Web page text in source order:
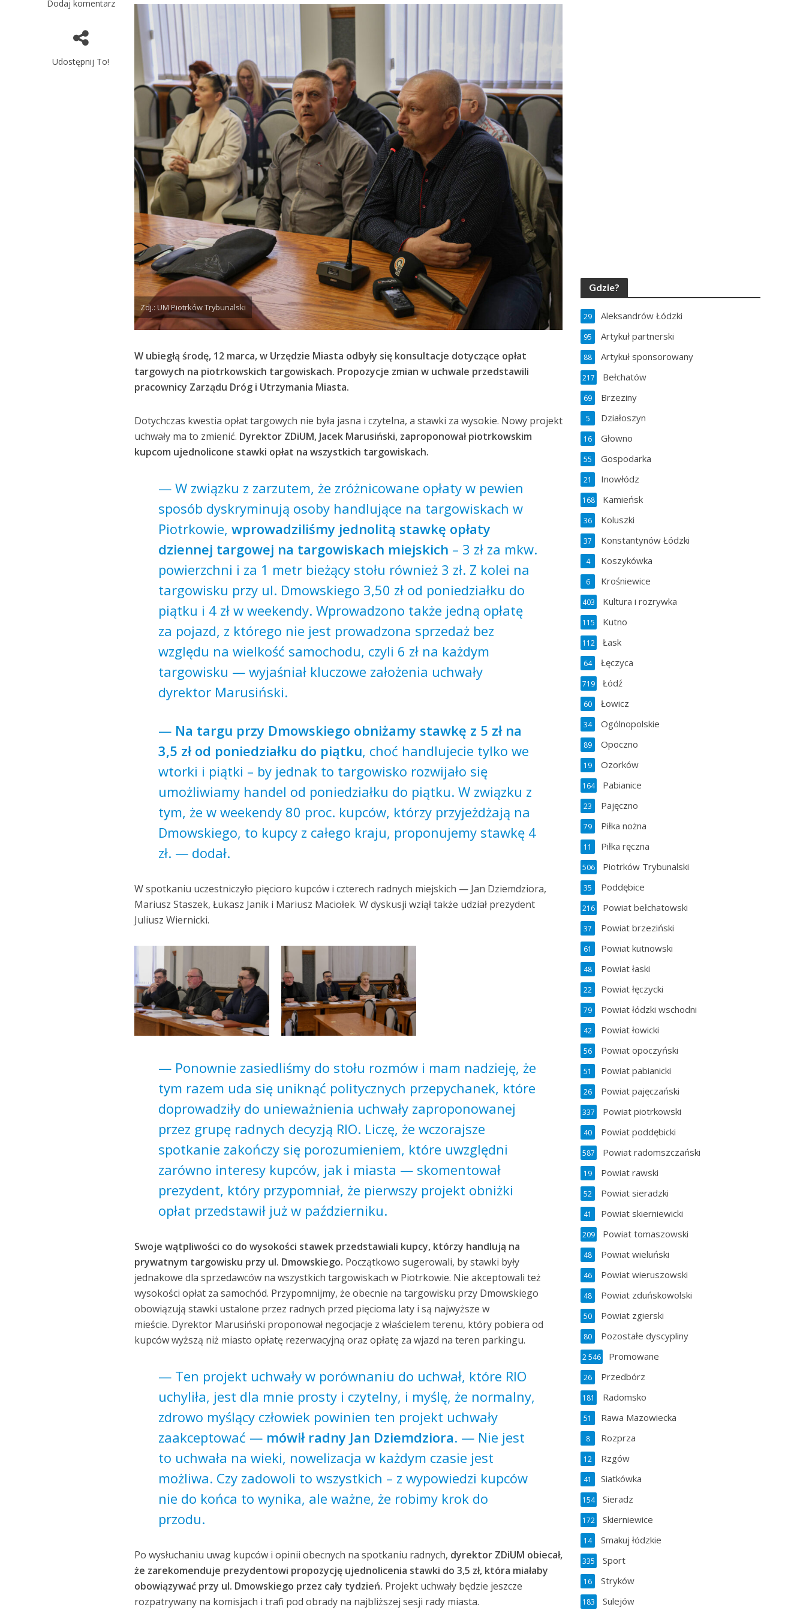
Dodaj komentarz
Udostępnij To!
Zdj.: UM Piotrków Trybunalski
W ubiegłą środę, 12 marca, w Urzędzie Miasta odbyły się konsultacje dotyczące opłat
targowych na piotrkowskich targowiskach. Propozycje zmian w uchwale przedstawili
pracownicy Zarządu Dróg i Utrzymania Miasta.
Dotychczas kwestia opłat targowych nie była jasna i czytelna, a stawki za wysokie. Nowy projekt
uchwały ma to zmienić. Dyrektor ZDiUM, Jacek Marusiński, zaproponował piotrkowskim
kupcom ujednolicone stawki opłat na wszystkich targowiskach.
— W związku z zarzutem, że zróżnicowane opłaty w pewien
sposób dyskryminują osoby handlujące na targowiskach w
Piotrkowie,wprowadziliśmy jednolitą stawkę opłaty
dziennej targowej na targowiskach miejskich – 3 zł za mkw.
powierzchni i za 1 metr bieżący stołu również 3 zł. Z kolei na
targowisku przy ul. Dmowskiego 3,50 zł od poniedziałku do
piątku i 4 zł w weekendy. Wprowadzono także jedną opłatę
za pojazd, z którego nie jest prowadzona sprzedaż bez
względu na wielkość samochodu, czyli 6 zł na każdym
targowisku — wyjaśniał kluczowe założenia uchwały
dyrektor Marusiński.
— Na targu przy Dmowskiego obniżamy stawkę z 5 zł na
3,5 zł od poniedziałku do piątku, choć handlujecie tylko we
wtorki i piątki – by jednak to targowisko rozwijało się
umożliwiamy handel od poniedziałku do piątku. W związku z
tym, że w weekendy 80 proc. kupców, którzy przyjeżdżają na
Dmowskiego, to kupcy z całego kraju, proponujemy stawkę 4
zł. — dodał.
W spotkaniu uczestniczyło pięcioro kupców i czterech radnych miejskich — Jan Dziemdziora,
Mariusz Staszek, Łukasz Janik i Mariusz Maciołek. W dyskusji wziął także udział prezydent
Juliusz Wiernicki.
— Ponownie zasiedliśmy do stołu rozmów i mam nadzieję, że
tym razem uda się uniknąć politycznych przepychanek, które
doprowadziły do unieważnienia uchwały zaproponowanej
przez grupę radnych decyzją RIO. Liczę, że wczorajsze
spotkanie zakończy się porozumieniem, które uwzględni
zarówno interesy kupców, jak i miasta — skomentował
prezydent, który przypomniał, że pierwszy projekt obniżki
opłat przedstawił już w październiku.
Swoje wątpliwości co do wysokości stawek przedstawiali kupcy, którzy handlują na
prywatnym targowisku przy ul. Dmowskiego. Początkowo sugerowali, by stawki były
jednakowe dla sprzedawców na wszystkich targowiskach w Piotrkowie. Nie akceptowali też
wysokości opłat za samochód. Przypomnijmy, że obecnie na targowisku przy Dmowskiego
obowiązują stawki ustalone przez radnych przed pięcioma laty i są najwyższe w
mieście. Dyrektor Marusiński proponował negocjacje z właścielem terenu, który pobiera od
kupców wyższą niż miasto opłatę rezerwacyjną oraz opłatę za wjazd na teren parkingu.
— Ten projekt uchwały w porównaniu do uchwał, które RIO
uchyliła, jest dla mnie prosty i czytelny, i myślę, że normalny,
zdrowo myślący człowiek powinien ten projekt uchwały
zaakceptować — mówił radny Jan Dziemdziora. — Nie jest
to uchwała na wieki, nowelizacja w każdym czasie jest
możliwa. Czy zadowoli to wszystkich – z wypowiedzi kupców
nie do końca to wynika, ale ważne, że robimy krok do
przodu.
Po wysłuchaniu uwag kupców i opinii obecnych na spotkaniu radnych, dyrektor ZDiUM obiecał,
że zarekomenduje prezydentowi propozycję ujednolicenia stawki do 3,5 zł, która miałaby
obowiązywać przy ul. Dmowskiego przez cały tydzień. Projekt uchwały będzie jeszcze
rozpatrywany na komisjach i trafi pod obrady na najbliższej sesji rady miasta.
Gdzie?
Aleksandrów Łódzki
29
Artykuł partnerski
95
Artykuł sponsorowany
88
Bełchatów
217
Brzeziny
69
Działoszyn
5
Głowno
16
Gospodarka
55
Inowłódz
21
Kamieńsk
168
Koluszki
36
Konstantynów Łódzki
37
Koszykówka
4
Krośniewice
6
Kultura i rozrywka
403
Kutno
115
Łask
112
Łęczyca
64
Łódź
719
Łowicz
60
Ogólnopolskie
34
Opoczno
89
Ozorków
19
Pabianice
164
Pajęczno
23
Piłka nożna
79
Piłka ręczna
11
Piotrków Trybunalski
506
Poddębice
35
Powiat bełchatowski
216
Powiat brzeziński
37
Powiat kutnowski
61
Powiat łaski
48
Powiat łęczycki
22
Powiat łódzki wschodni
79
Powiat łowicki
42
Powiat opoczyński
56
Powiat pabianicki
51
Powiat pajęczański
26
Powiat piotrkowski
337
Powiat poddębicki
40
Powiat radomszczański
587
Powiat rawski
19
Powiat sieradzki
52
Powiat skierniewicki
41
Powiat tomaszowski
209
Powiat wieluński
48
Powiat wieruszowski
46
Powiat zduńskowolski
48
Powiat zgierski
50
Pozostałe dyscypliny
80
Promowane
2 546
Przedbórz
26
Radomsko
181
Rawa Mazowiecka
51
Rozprza
8
Rzgów
12
Siatkówka
41
Sieradz
154
Skierniewice
172
Smakuj łódzkie
14
Sport
335
Stryków
16
Sulejów
183